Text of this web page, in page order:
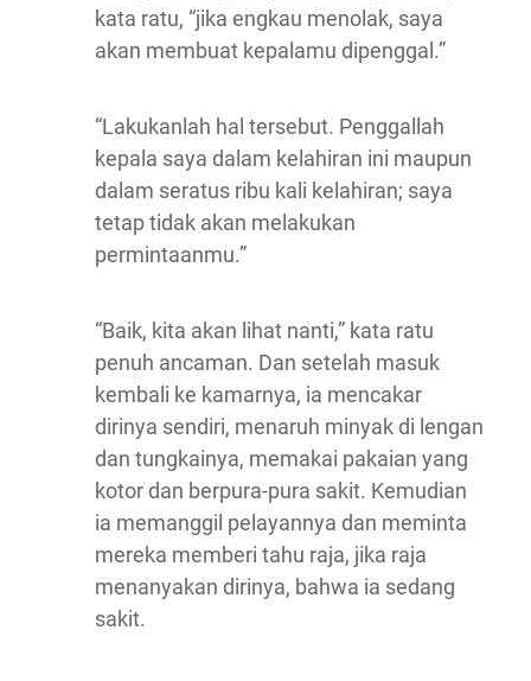
kata ratu, “jika engkau menolak, saya
akan membuat kepalamu dipenggal.”
“Lakukanlah hal tersebut. Penggallah
kepala saya dalam kelahiran ini maupun
dalam seratus ribu kali kelahiran; saya
tetap tidak akan melakukan
permintaanmu.”
“Baik, kita akan lihat nanti,” kata ratu
penuh ancaman. Dan setelah masuk
kembali ke kamarnya, ia mencakar
dirinya sendiri, menaruh minyak di lengan
dan tungkainya, memakai pakaian yang
kotor dan berpura-pura sakit. Kemudian
ia memanggil pelayannya dan meminta
mereka memberi tahu raja, jika raja
menanyakan dirinya, bahwa ia sedang
sakit.